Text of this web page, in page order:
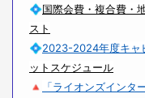
💠国際会費・複合費・
スト
💠2023-2024年度キャ
ットスケジュール
🔺
「ライオンズインタ